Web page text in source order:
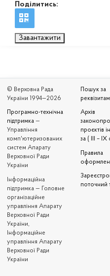
Поділитись:
Завантажити
© Верховна Рада
України 1994—2026
Програмно-технічна
підтримка —
Управління
комп'ютеризованих
систем Апарату
Верховної Ради
України
Iнформаційна
підтримка — Головне
організаційне
управління Апарату
Верховної Ради
України,
Інформаційне
управління Апарату
Верховної Ради
України
Пошук за
Архів
проєктів
за ( III – IX
Правила
поточний